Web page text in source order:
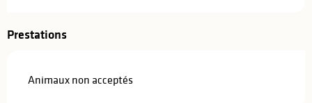
Prestations
Animaux non acceptés